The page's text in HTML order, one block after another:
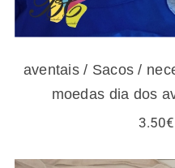
aventais / Sacos /
moedas dia dos
3.50€